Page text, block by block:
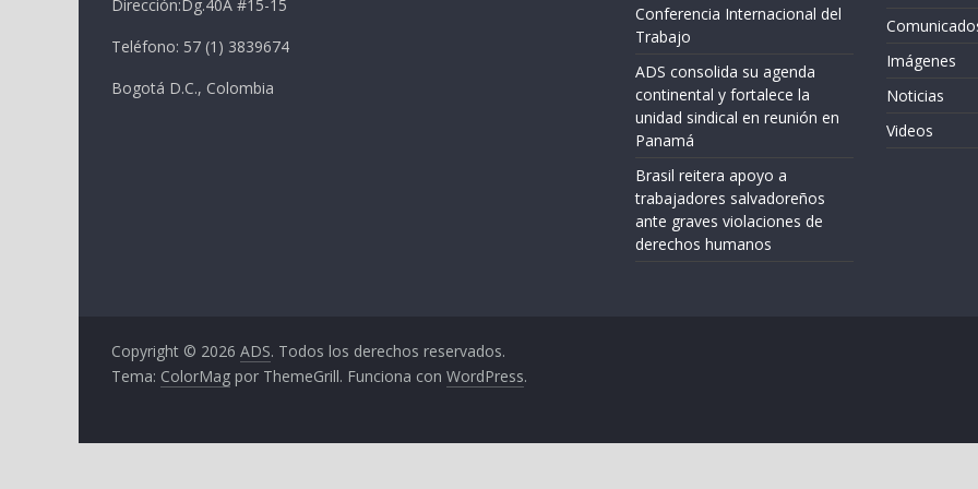
Dirección:Dg.40A #15-15
Teléfono: 57 (1) 3839674
Bogotá D.C., Colombia
Conferencia Internacional del
Trabajo
ADS consolida su agenda
continental y fortalece la
unidad sindical en reunión en
Panamá
Brasil reitera apoyo a
trabajadores salvadoreños
ante graves violaciones de
derechos humanos
Imágenes
Noticias
Videos
Copyright © 2026 ADS. Todos los derechos reservados.
Tema: ColorMag por ThemeGrill. Funciona con WordPress.